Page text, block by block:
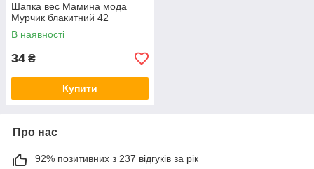
Шапка вес Мамина мода
Мурчик блакитний 42
В наявності
34 ₴
Купити
Про нас
92% позитивних з 237 відгуків за рік